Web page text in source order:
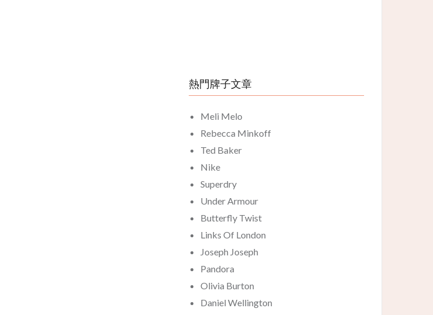
熱門牌子文章
Meli Melo
Rebecca Minkoff
Ted Baker
Nike
Superdry
Under Armour
Butterfly Twist
Links Of London
Joseph Joseph
Pandora
Olivia Burton
Daniel Wellington